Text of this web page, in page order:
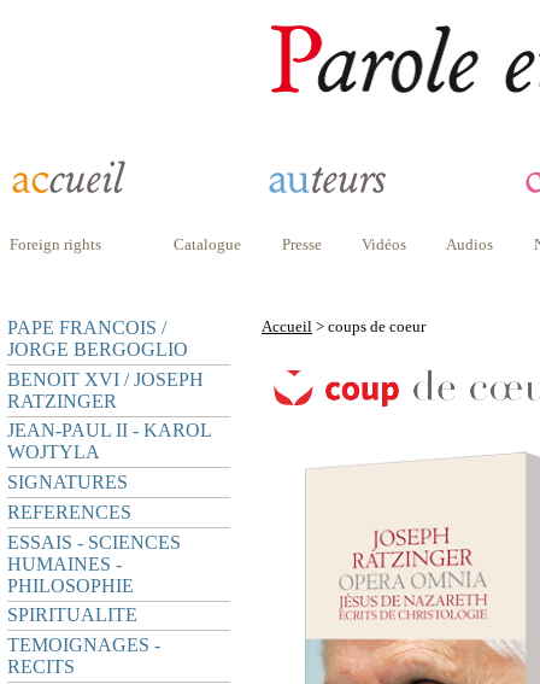
Foreign rights Catalogue Presse Vidéos Audios
PAPE FRANCOIS /
JORGE BERGOGLIO
BENOIT XVI / JOSEPH
RATZINGER
JEAN-PAUL II - KAROL
WOJTYLA
SIGNATURES
REFERENCES
ESSAIS - SCIENCES
HUMAINES -
PHILOSOPHIE
SPIRITUALITE
TEMOIGNAGES -
RECITS
Accueil > coups de coeur